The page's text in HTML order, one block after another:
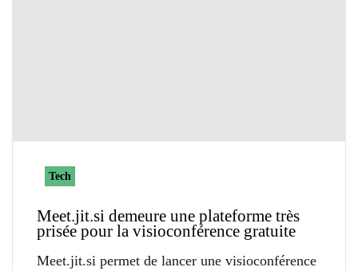
Tech
Meet.jit.si demeure une plateforme très
prisée pour la visioconférence gratuite
Meet.jit.si permet de lancer une visioconférence